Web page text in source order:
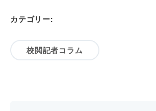
カテゴリー:
校閲記者コラム